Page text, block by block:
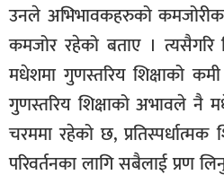
उनले अभिभावकहरुको
कमजोर रहेको बताए । त्यसैगरि
मधेशमा गुणस्तरिय शिक्षाको
गुणस्तरिय शिक्षाको अभावले नै
चरममा रहेको छ,
परिवर्तनका लागि सबैलाई प्रण